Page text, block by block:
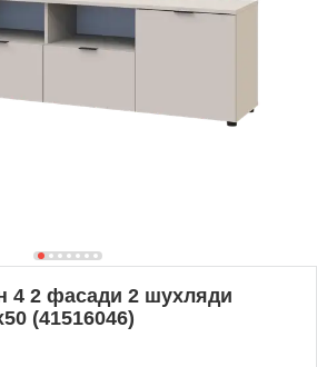
4 2 фасади 2 шухляди
(41516046)